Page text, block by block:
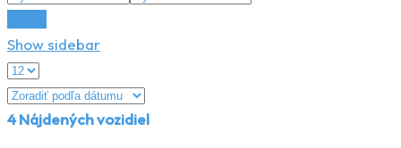
Show sidebar
4Nájdených vozidiel